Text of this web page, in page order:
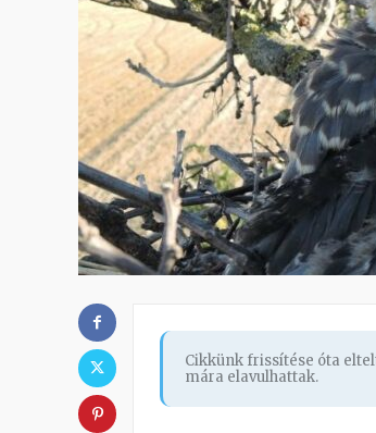
Cikkünk frissítése óta
mára elavulhattak.